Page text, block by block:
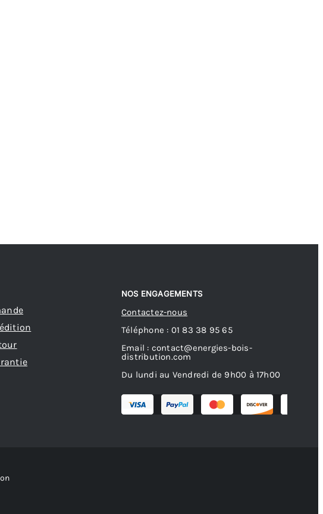
NOS ENGAGEMENTS
Contactez-nous
Téléphone : 01 83 38 95 65
Email : contact@energies-bois-
distribution.com
Du lundi au Vendredi de 9h00 à 17h00